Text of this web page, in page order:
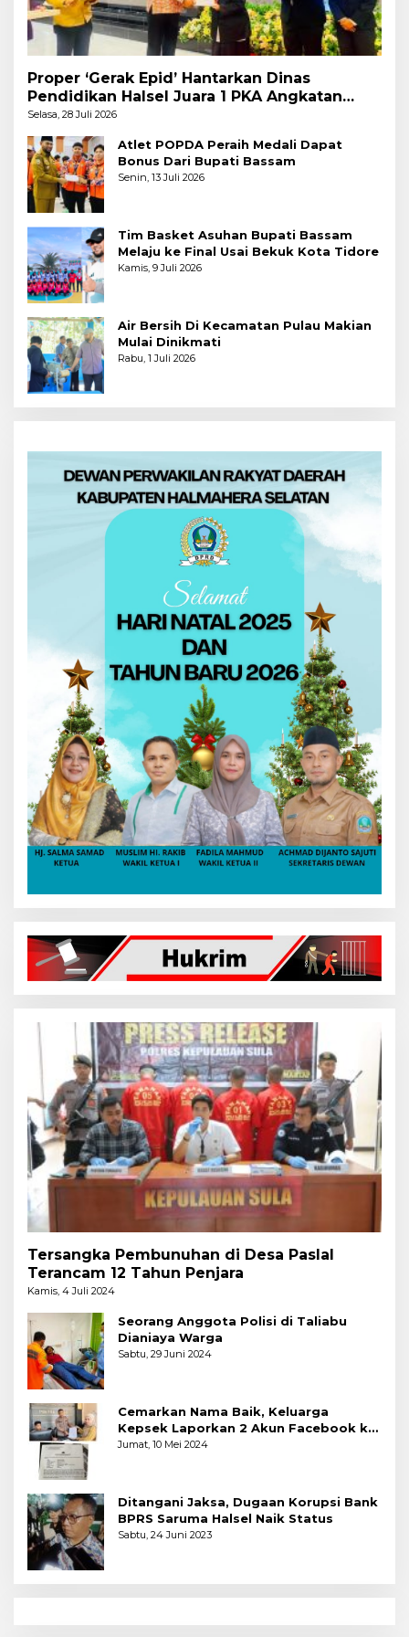
Proper ‘Gerak Epid’ Hantarkan Dinas
Pendidikan Halsel Juara 1 PKA Angkatan
Pertama
Selasa, 28 Juli 2026
Atlet POPDA Peraih Medali Dapat
Senin, 13 Juli 2026
Tim Basket Asuhan Bupati Bassam
Melaju ke Final Usai Bekuk Kota Tidore
Kamis, 9 Juli 2026
Air Bersih Di Kecamatan Pulau Makian
Mulai Dinikmati
Rabu, 1 Juli 2026
Tersangka Pembunuhan di Desa Paslal
Terancam 12 Tahun Penjara
Kamis, 4 Juli 2024
Seorang Anggota Polisi di Taliabu
Dianiaya Warga
Sabtu, 29 Juni 2024
Cemarkan Nama Baik, Keluarga
Kepsek Laporkan 2 Akun Facebook ke
Polres
Jumat, 10 Mei 2024
Ditangani Jaksa, Dugaan Korupsi Bank
BPRS Saruma Halsel Naik Status
Sabtu, 24 Juni 2023